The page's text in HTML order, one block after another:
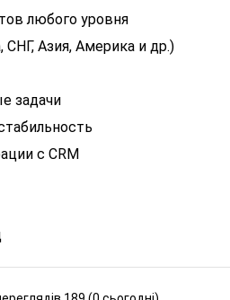
любого уровня
Азия, Америка и др.)
задачи
с CRM